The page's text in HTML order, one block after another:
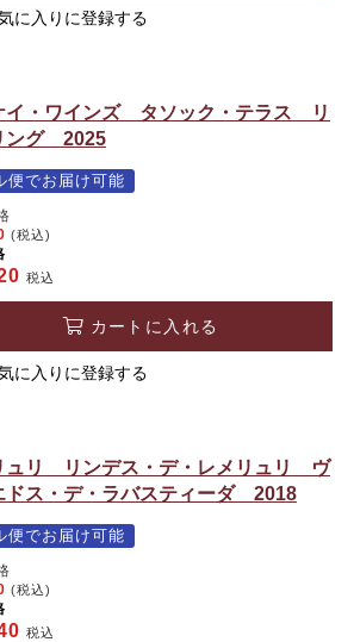
に入りに登録する
イ・ワインズ タソック・テラス リ
ング 2025
便でお届け可能
(税込)
税込
カートに入れる
に入りに登録する
ュリ リンデス・デ・レメリュリ ヴ
ドス・デ・ラバスティーダ 2018
便でお届け可能
(税込)
税込